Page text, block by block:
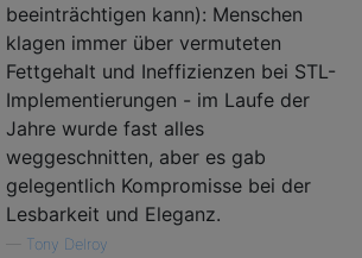
beeinträchtigen kann): Menschen
klagen immer über vermuteten
Fettgehalt und Ineffizienzen bei STL-
Implementierungen - im Laufe der
Jahre wurde fast alles
weggeschnitten, aber es gab
gelegentlich Kompromisse bei der
Lesbarkeit und Eleganz.
Tony Delroy